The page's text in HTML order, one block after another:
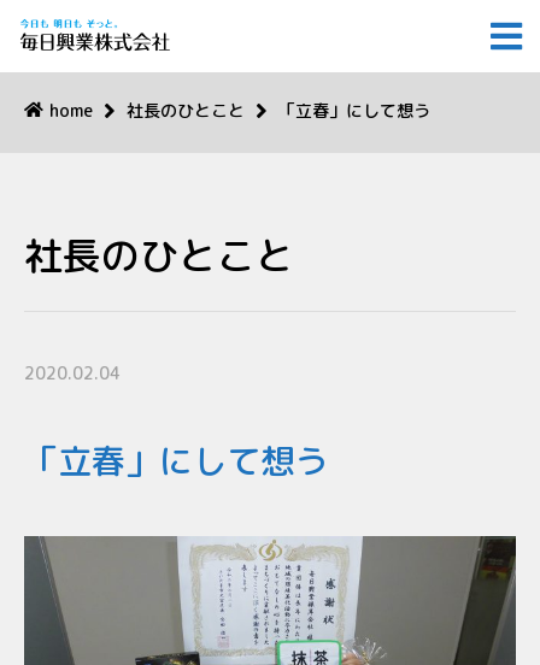
home 社長のひとこと 「立春」にして想う
社長のひとこと
2020.02.04
「立春」にして想う